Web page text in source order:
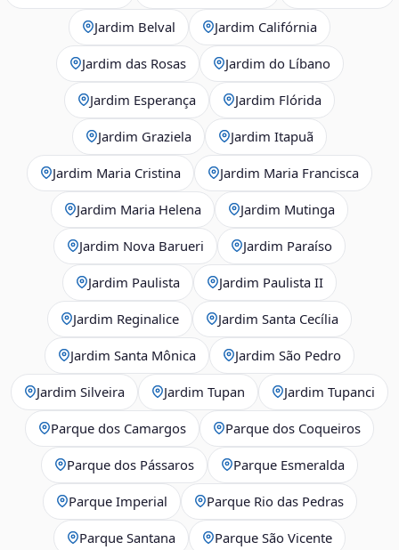
Jardim Belval Jardim Califórnia
Jardim das Rosas Jardim do Líbano
Jardim Esperança Jardim Flórida
Jardim Graziela Jardim Itapuã
Jardim Maria Cristina Jardim Maria Francisca
Jardim Maria Helena Jardim Mutinga
Jardim Nova Barueri Jardim Paraíso
Jardim Paulista Jardim Paulista II
Jardim Reginalice Jardim Santa Cecília
Jardim Santa Mônica Jardim São Pedro
Jardim Silveira Jardim Tupan Jardim Tupanci
Parque dos Camargos Parque dos Coqueiros
Parque dos Pássaros Parque Esmeralda
Parque Imperial Parque Rio das Pedras
Parque Santana Parque São Vicente